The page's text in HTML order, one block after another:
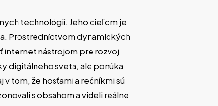
technológií. Jeho cieľom je
Prostredníctvom dynamických
internet nástrojom pre rozvoj
digitálneho sveta, ale ponúka
tom, že hosťami a rečníkmi sú
s obsahom a videli reálne